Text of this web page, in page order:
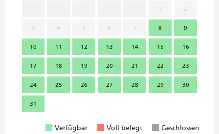
1 2
3 4 5 6 7 8 9
10 11 12 13 14 15 16
17 18 19 20 21 22 23
24 25 26 27 28 29 30
31
Verfügbar Voll belegt Geschlossen